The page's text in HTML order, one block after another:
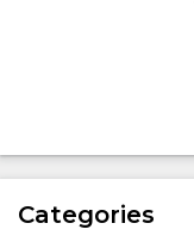
Categories